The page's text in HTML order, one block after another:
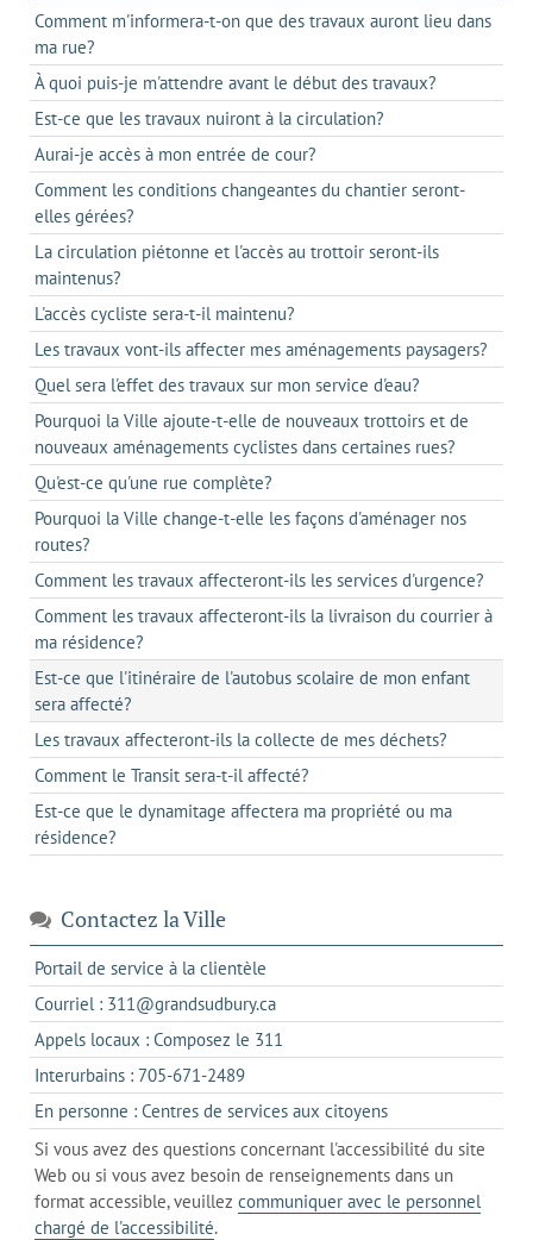
Comment m'informera-t-on que des travaux auront lieu dans
ma rue?
À quoi puis-je m'attendre avant le début des travaux?
Est-ce que les travaux nuiront à la circulation?
Aurai-je accès à mon entrée de cour?
Comment les conditions changeantes du chantier seront-
elles gérées?
La circulation piétonne et l'accès au trottoir seront-ils
maintenus?
L'accès cycliste sera-t-il maintenu?
Les travaux vont-ils affecter mes aménagements paysagers?
Quel sera l'effet des travaux sur mon service d'eau?
Pourquoi la Ville ajoute-t-elle de nouveaux trottoirs et de
nouveaux aménagements cyclistes dans certaines rues?
Qu'est-ce qu'une rue complète?
Pourquoi la Ville change-t-elle les façons d'aménager nos
routes?
Comment les travaux affecteront-ils les services d'urgence?
Comment les travaux affecteront-ils la livraison du courrier à
ma résidence?
Est-ce que l'itinéraire de l'autobus scolaire de mon enfant
sera affecté?
Les travaux affecteront-ils la collecte de mes déchets?
Comment le Transit sera-t-il affecté?
Est-ce que le dynamitage affectera ma propriété ou ma
résidence?
Contactez la Ville
Portail de service à la clientèle
dans
un
nouvel
Courriel : 311@grandsudbury.cas'ouvre
dans
votre
de
messagerie
Appels locaux : Composez le 311
dans
un
client
de
votre
téléphone
Interurbains : 705-671-2489s'ouvre
dans
un
client
de
votre
En personne : Centres de services aux citoyenss'ouvre
dans
l'onglet
actuel
Si vous avez des questions concernant l'accessibilité du site
Web ou si vous avez besoin de renseignements dans un
format accessible, veuillez communiquer avec le personnel
chargé de l'accessibilité.